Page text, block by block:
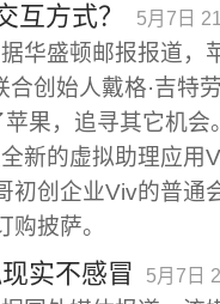
互方式？ 5月7日
华盛顿邮报报道，
创始人戴格·吉特
果，追寻其它机会
新的虚拟助理应用
初创企业Viv的普通
披萨。
实不感冒 5月7日